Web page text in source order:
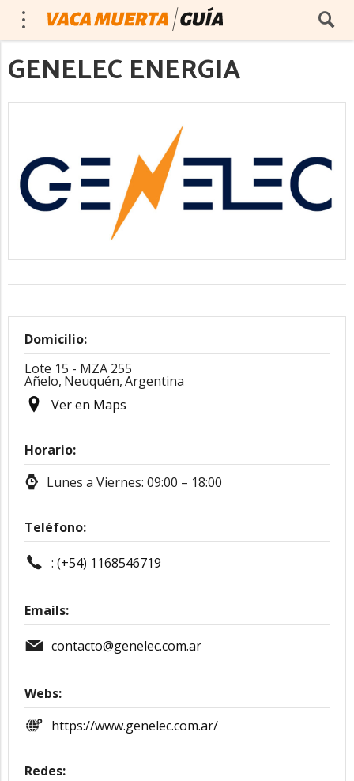
GENELEC ENERGIA
Domicilio:
Lote 15 - MZA 255
Añelo, Neuquén,Argentina
Ver en Maps
Horario:
Lunes a Viernes: 09:00 – 18:00
Teléfono:
: (+54) 1168546719
Emails:
contacto@genelec.com.ar
Webs:
https://www.genelec.com.ar/
Redes: